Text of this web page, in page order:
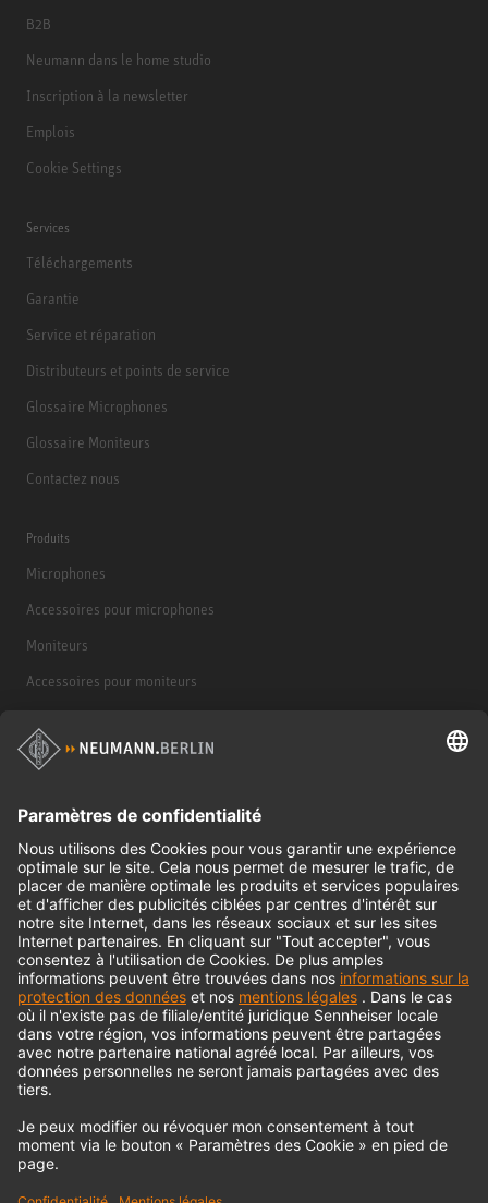
B2B
Neumann dans le home studio
Inscription à la newsletter
Emplois
Cookie Settings
Services
Téléchargements
Garantie
Service et réparation
Distributeurs et points de service
Glossaire Microphones
Glossaire Moniteurs
Contactez nous
Produits
Microphones
Accessoires pour microphones
Moniteurs
Accessoires pour moniteurs
Produits historiques
© 2018 - 2026Georg Neumann GmbH
Impression
Politique de confidentialité
Conditions générales